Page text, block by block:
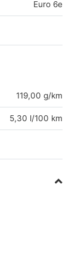
Euro 6e
119,00 g/km
5,30 l/100 km